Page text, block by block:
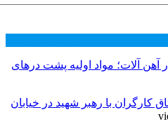
آهن آلات؛ مواد اولیه پشت درهای
کارگران با رهبر شهید در خیابان